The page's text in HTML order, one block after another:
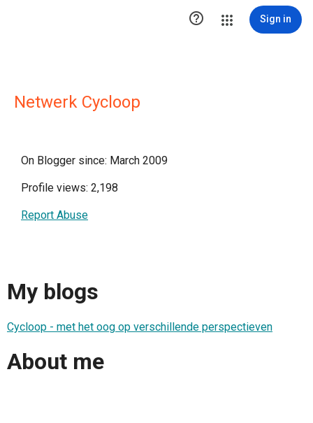
 Sign in
Netwerk Cycloop
On Blogger since: March 2009
Profile views: 2,198
Report Abuse
My blogs
Cycloop - met het oog op verschillende perspectieven
About me